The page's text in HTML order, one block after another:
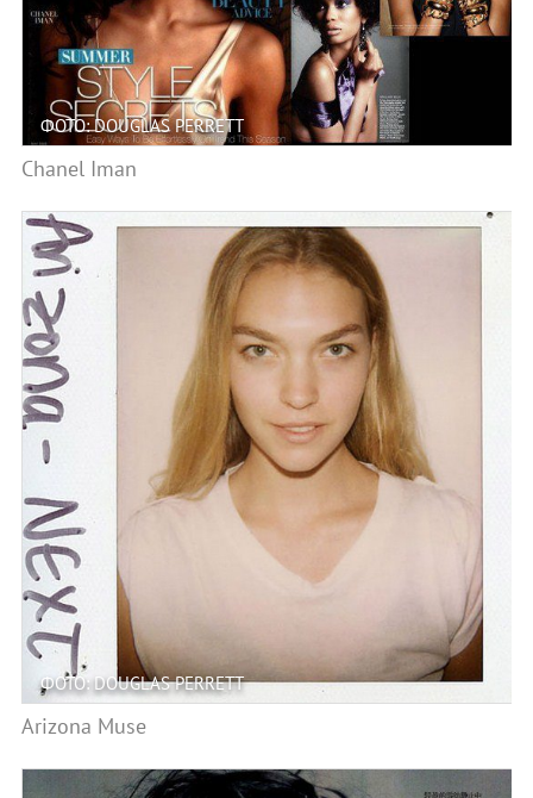
ФОТО: DOUGLAS PERRETT
Chanel Iman
ФОТО: DOUGLAS PERRETT
Arizona Muse